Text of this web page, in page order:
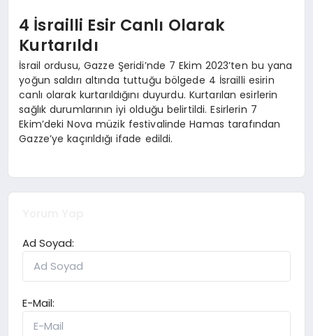
4 İsrailli Esir Canlı Olarak
Kurtarıldı
İsrail ordusu, Gazze Şeridi’nde 7 Ekim 2023’ten bu yana
yoğun saldırı altında tuttuğu bölgede 4 İsrailli esirin
canlı olarak kurtarıldığını duyurdu. Kurtarılan esirlerin
sağlık durumlarının iyi olduğu belirtildi. Esirlerin 7
Ekim’deki Nova müzik festivalinde Hamas tarafından
Gazze’ye kaçırıldığı ifade edildi.
Ad Soyad:
E-Mail: